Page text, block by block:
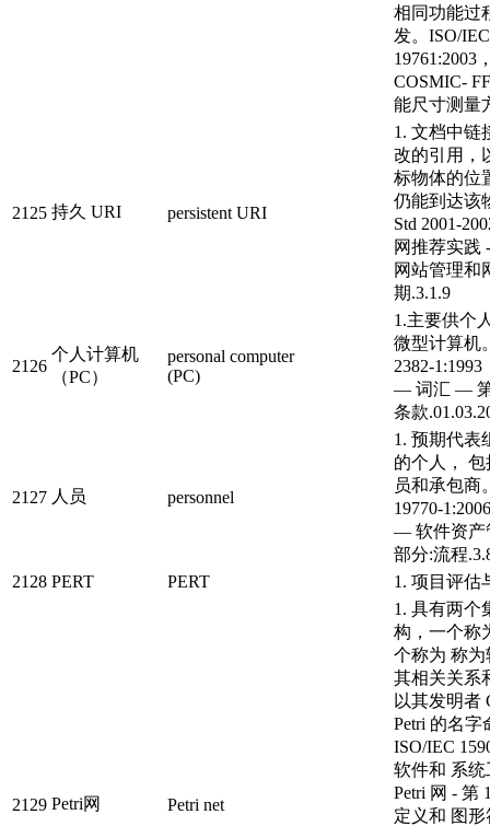
相同功能过
发。ISO/IEC
19761:2003
COSMIC-
能尺寸测量
2125 持久 URI persistent URI
1. 文档中链
改的引用，
标物体的位
仍能到达该
Std 2001-
网推荐实践
网站管理和
期.3.1.9
2126
个人计算机
（PC）
personal computer
(PC)
1.主要供个
微型计算机
2382-
— 词汇 —
条款
2127 人员 personnel
1. 预期代表
的个人，
员和承包商
19770-
— 软件资产
部分:流程
2128 PERT PERT 1. 项目评估
2129 Petri网 Petri net
1. 具有两个
构，一个称
个称为 称
其相关关系
以其发明者
Petri 的名字
ISO/IEC
软件和 系统
Petri 网 - 第
定义和 图